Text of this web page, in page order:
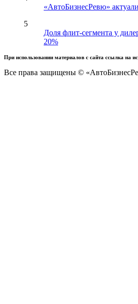
«АвтоБизнесРевю»
5
Доля флит-сегмента у
20%
При использовании материалов с сайта ссылка на
Все права защищены ©